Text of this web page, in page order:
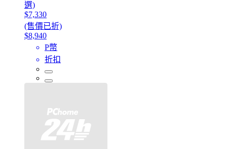
選)
$7,330
(售價已折)
$8,940
P幣
折扣